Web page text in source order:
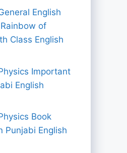
English
of
Class English
Important
English
Book
Punjabi English